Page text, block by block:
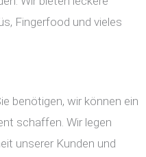
Fingerfood und vieles
benötigen, wir können ein
schaffen. Wir legen
unserer Kunden und